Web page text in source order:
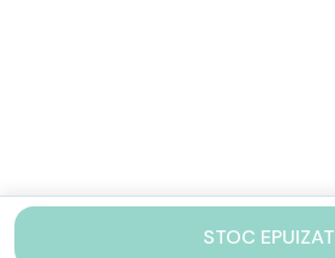
STOC EPUIZAT